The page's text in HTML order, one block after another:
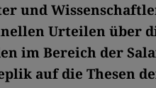
und
Urteilen über
im Bereich der
auf die Thesen